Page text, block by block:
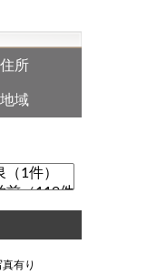
住所
地域
有り